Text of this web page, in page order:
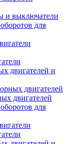
и выключатели
для
двигателей и
двигателей
двигателей
для